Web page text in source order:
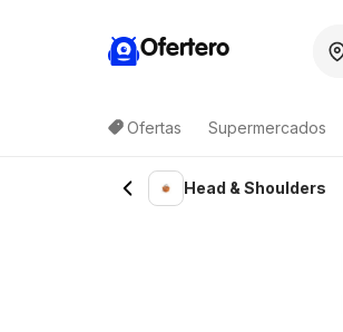
Ofertero
Ofertas Supermercados
Lista de productosHead & Shoulders